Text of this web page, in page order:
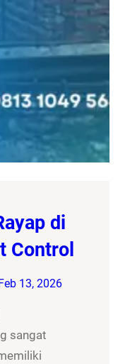
di
Control
Feb 13, 2026
sangat